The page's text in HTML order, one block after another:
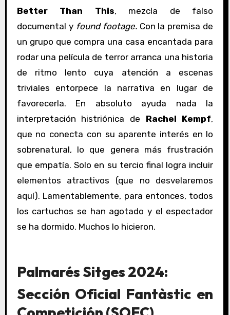
Better Than This, mezcla de falso
documental y found footage. Con la premisa de
un grupo que compra una casa encantada para
rodar una película de terror arranca una historia
de ritmo lento cuya atención a escenas
triviales entorpece la narrativa en lugar de
favorecerla. En absoluto ayuda nada la
interpretación histriónica de Rachel Kempf,
que no conecta con su aparente interés en lo
sobrenatural, lo que genera más frustración
que empatía. Solo en su tercio final logra incluir
elementos atractivos (que no desvelaremos
aquí). Lamentablemente, para entonces, todos
los cartuchos se han agotado y el espectador
se ha dormido. Muchos lo hicieron.
Palmarés Sitges 2024:
Sección Oficial Fantàstic en